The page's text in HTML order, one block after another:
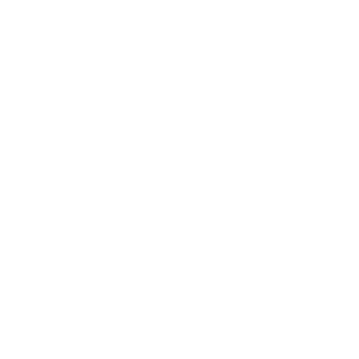
Financieras Interbancarias Mundiales"), una red
por letras y números. El BIC es necesario para
casos, optan tener un código SWIFT específico para
XXX, se refiere a la sede bancaria central. Si no, se
la cuenta de su destinatario y anular el pago.
y pedir que se anule la transferencia.